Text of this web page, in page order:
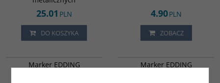
25.01 PLN
DO KOSZYKA
4.90PLN
ZOBACZ
Marker EDDING
Marker EDDING